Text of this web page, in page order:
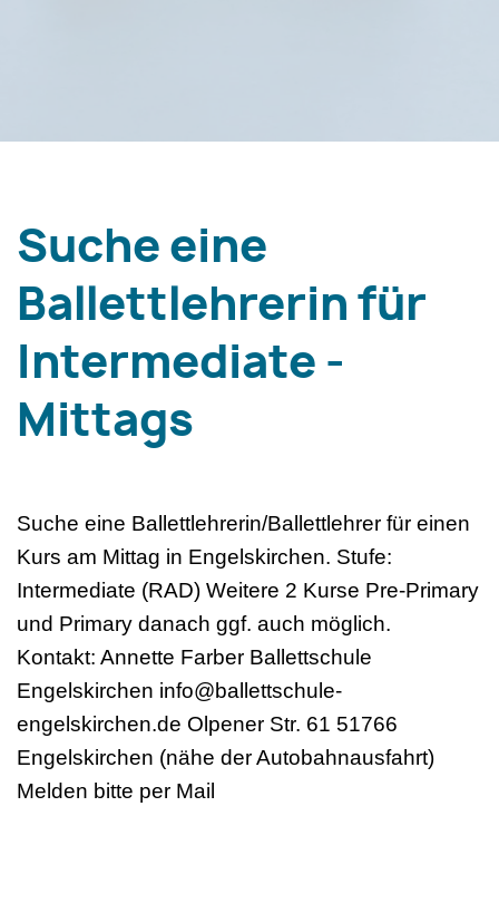
Suche eine
Ballettlehrerin für
Intermediate -
Mittags
Suche eine Ballettlehrerin/Ballettlehrer für einen
Kurs am Mittag in Engelskirchen. Stufe:
Intermediate (RAD) Weitere 2 Kurse Pre-Primary
und Primary danach ggf. auch möglich.
Kontakt: Annette Farber Ballettschule
Engelskirchen info@ballettschule-
engelskirchen.de Olpener Str. 61 51766
Engelskirchen (nähe der Autobahnausfahrt)
Melden bitte per Mail